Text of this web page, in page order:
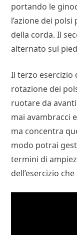
portando le
l’azione dei
della corda. Il
alternato sul
Il terzo esercizio
rotazione dei
ruotare da
mai avambracci
ma concentra
modo potrai
termini di
dell’esercizio